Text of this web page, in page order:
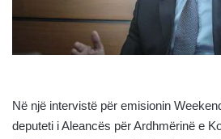
Në një intervistë për emisionin
deputeti i Aleancës për Ardhmërinë e